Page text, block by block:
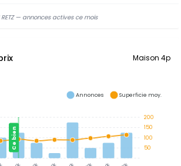
RETZ — annonces actives ce mois
Maison 4p
Ce bien
200
150
100
50
Annonces Superficie moy.